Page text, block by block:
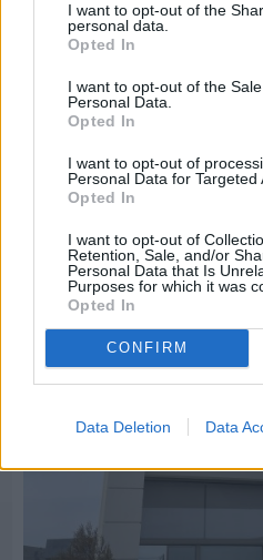
I want to opt-out of the
personal data.
Opted In
I want to opt-out of the
Personal Data.
Opted In
I want to opt-out of
Personal Data for Targeted
Opted In
I want to opt-out of
Retention, Sale, and/or
Personal Data that Is
Purposes for which it was
Opted In
CONFIRM
Data Deletion Data
Πριν 2 ημέρες
κατέκλυσε το Ομήρειο
διοργάνωση